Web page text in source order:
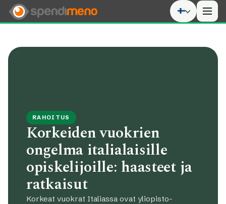
RAHOITUS
Korkeiden vuokrien
ongelma italialaisille
opiskelijoille: haasteet ja
ratkaisut
Korkeat vuokrat Italiassa ovat yliopisto-